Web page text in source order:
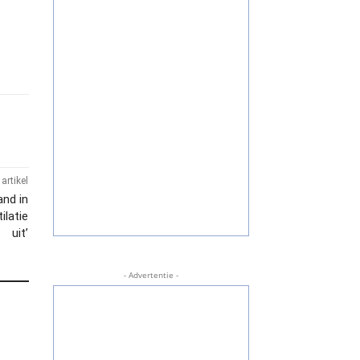
in
uit’
- Advertentie -